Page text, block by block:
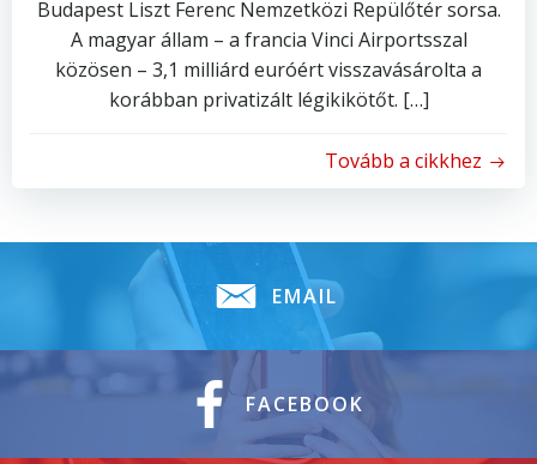
Budapest Liszt Ferenc Nemzetközi Repülőtér sorsa.
A magyar állam – a francia Vinci Airportsszal
közösen – 3,1 milliárd euróért visszavásárolta a
korábban privatizált légikikötőt. […]
Tovább a cikkhez
EMAIL
FACEBOOK